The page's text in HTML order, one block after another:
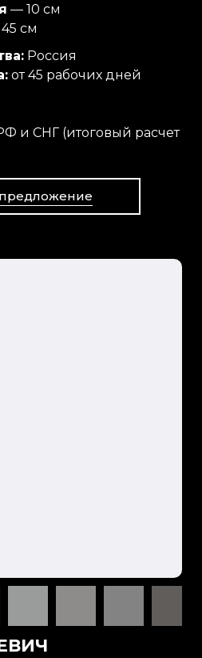
— 10 см
см
Россия
от 45 рабочих дней
и СНГ (итоговый расчет